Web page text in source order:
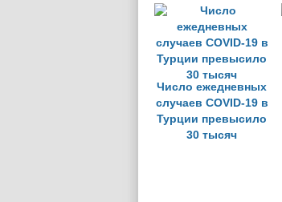
коронавируса
Число ежедневных
случаев COVID-19 в
Турции превысило
30 тысяч